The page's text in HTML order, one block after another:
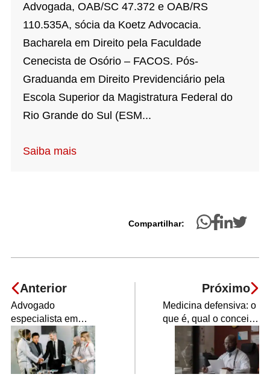
Advogada, OAB/SC 47.372 e OAB/RS
110.535A, sócia da Koetz Advocacia.
Bacharela em Direito pela Faculdade
Cenecista de Osório – FACOS. Pós-
Graduanda em Direito Previdenciário pela
Escola Superior da Magistratura Federal do
Rio Grande do Sul (ESM...
Saiba mais
Compartilhar:
Anterior
Advogado
especialista em
saúde: O que faz e
quando procurar um
Próximo
Medicina defensiva: o
que é, qual o conceito
e quais os tipos